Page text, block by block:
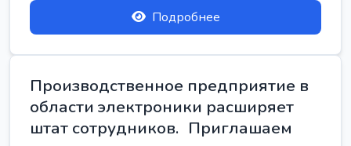
Подробнее
Производственное предприятие в
области электроники расширяет
штат сотрудников. Приглашаем